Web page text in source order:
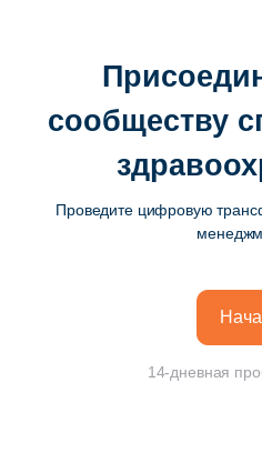
сообществу
Проведите цифровую
14-дневная